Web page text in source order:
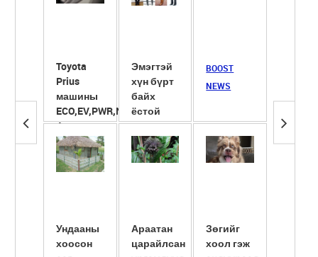
Toyota
Prius
машины
ECO,EV,PWR,NRL
4 горим
Ундааны
хоосон
Эмэгтэй
хүн бүрт
байх
ёстой
гутлууд
Араатан
царайлсан
BOOST
NEWS
Зөгийг
хоол гэж